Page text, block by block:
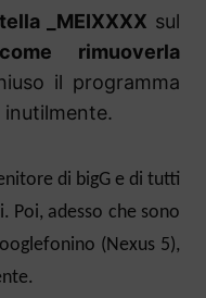
_MEIXXXX sul
come rimuoverla
il programma
di bigG e di tutti
Poi, adesso che sono
(Nexus 5),